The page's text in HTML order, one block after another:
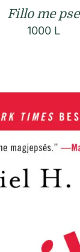
Fillo me pse
1000 L